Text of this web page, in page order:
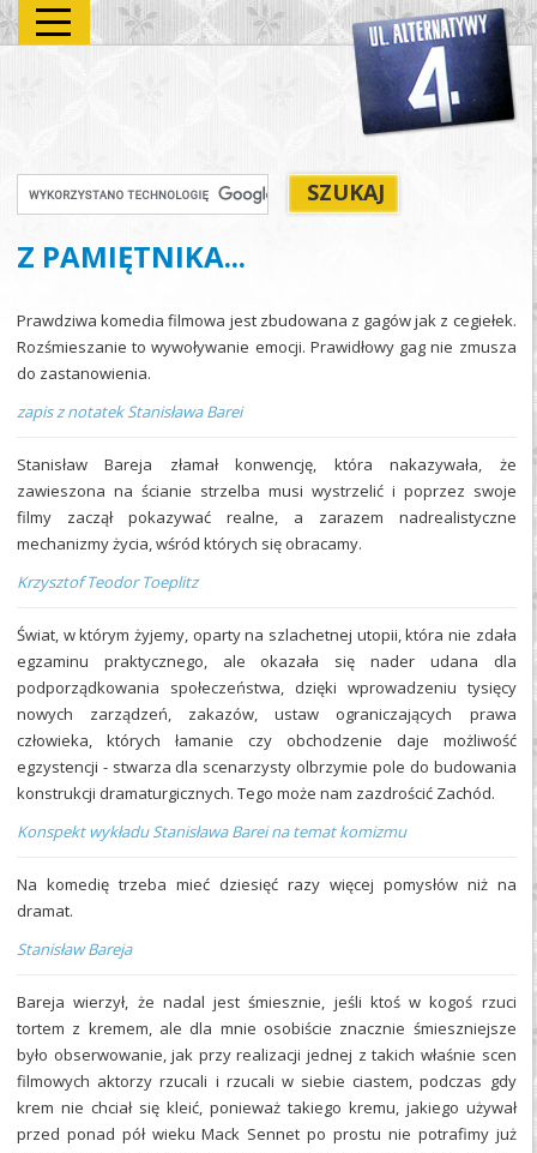
Z PAMIĘTNIKA...
Prawdziwa komedia filmowa jest zbudowana z gagów jak z cegiełek.
Rozśmieszanie to wywoływanie emocji. Prawidłowy gag nie zmusza
do zastanowienia.
zapis z notatek Stanisława Barei
Stanisław Bareja złamał konwencję, która nakazywała, że
zawieszona na ścianie strzelba musi wystrzelić i poprzez swoje
filmy zaczął pokazywać realne, a zarazem nadrealistyczne
mechanizmy życia, wśród których się obracamy.
Krzysztof Teodor Toeplitz
Świat, w którym żyjemy, oparty na szlachetnej utopii, która nie zdała
egzaminu praktycznego, ale okazała się nader udana dla
podporządkowania społeczeństwa, dzięki wprowadzeniu tysięcy
nowych zarządzeń, zakazów, ustaw ograniczających prawa
człowieka, których łamanie czy obchodzenie daje możliwość
egzystencji - stwarza dla scenarzysty olbrzymie pole do budowania
konstrukcji dramaturgicznych. Tego może nam zazdrościć Zachód.
Konspekt wykładu Stanisława Barei na temat komizmu
Na komedię trzeba mieć dziesięć razy więcej pomysłów niż na
dramat.
Stanisław Bareja
Bareja wierzył, że nadal jest śmiesznie, jeśli ktoś w kogoś rzuci
tortem z kremem, ale dla mnie osobiście znacznie śmieszniejsze
było obserwowanie, jak przy realizacji jednej z takich właśnie scen
filmowych aktorzy rzucali i rzucali w siebie ciastem, podczas gdy
krem nie chciał się kleić, ponieważ takiego kremu, jakiego używał
przed ponad pół wieku Mack Sennet po prostu nie potrafimy już